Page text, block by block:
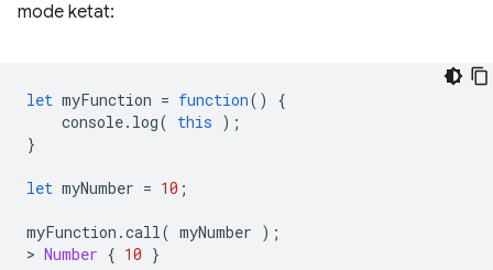
mode ketat:
let myFunction = function()
{
console. log( this );
}
let myNumber = 10 ;
myFunction .call( myNumber );
> Number { 10 }